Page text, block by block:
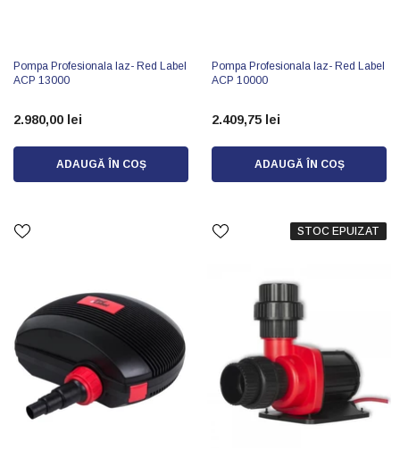
Pompa Profesionala Iaz- Red Label
ACP 13000
2.980,00 lei
ADAUGĂ ÎN COȘ
Pompa Profesionala Iaz- Red Label
ACP 10000
2.409,75 lei
ADAUGĂ ÎN COȘ
STOC EPUIZAT